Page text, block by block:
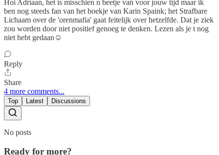
Hoi Adriaan, het is misschien n beetje van voor jouw tijd maar ik
ben nog steeds fan van het boekje van Karin Spaink; het Strafbare
Lichaam over de 'orenmafia' gaat feitelijk over hetzelfde. Dat je ziek
zou worden door niet positief genoeg te denken. Lezen als je t nog
niet hebt gedaan☺️
Reply
Share
4 more comments...
Top Latest Discussions
No posts
Ready for more?